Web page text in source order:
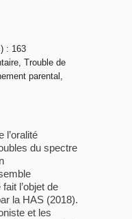
: 163
Trouble de
parental,
l’oralité
du spectre
l’objet de
la HAS (2018).
et les